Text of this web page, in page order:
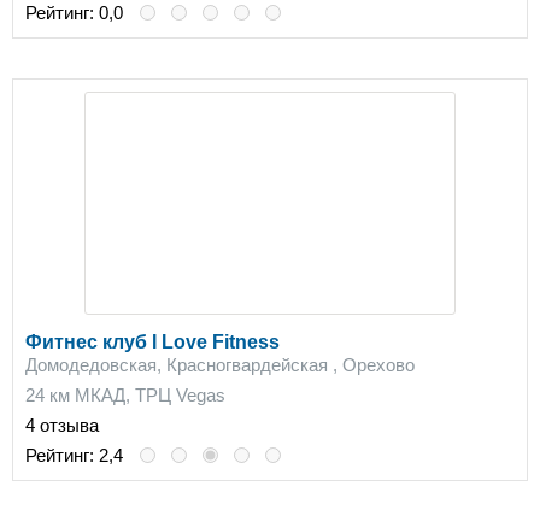
Рейтинг: 0,0
Фитнес клуб I Love Fitness
Домодедовская, Красногвардейская , Орехово
24 км МКАД, ТРЦ Vegas
4 отзыва
Рейтинг: 2,4